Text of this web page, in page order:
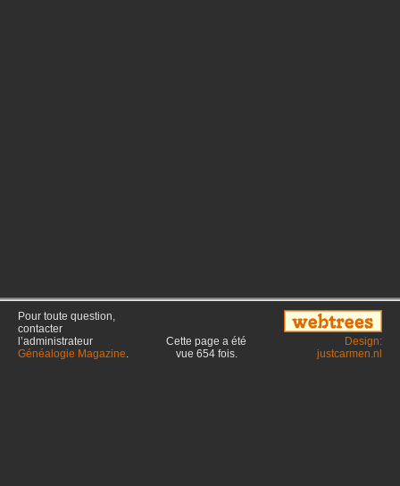
Pour toute question,
contacter
l’administrateur
Généalogie Magazine.
Cette page a été
vue 654fois.
Design:
justcarmen.nl